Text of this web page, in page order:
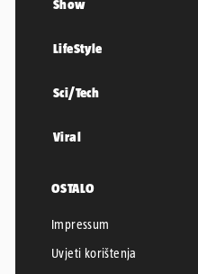
Show
LifeStyle
Sci/Tech
Viral
OSTALO
Impressum
Uvjeti korištenja